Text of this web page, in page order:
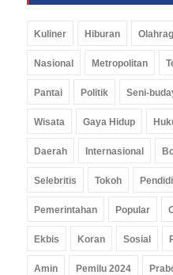
Kuliner Hiburan
Nasional Metropolitan
Pantai Politik Seni-
Wisata Gaya Hidup
Daerah Internasional
Selebritis Tokoh
Pemerintahan Popular
Ekbis Koran Sosial
Amin Pemilu 2024